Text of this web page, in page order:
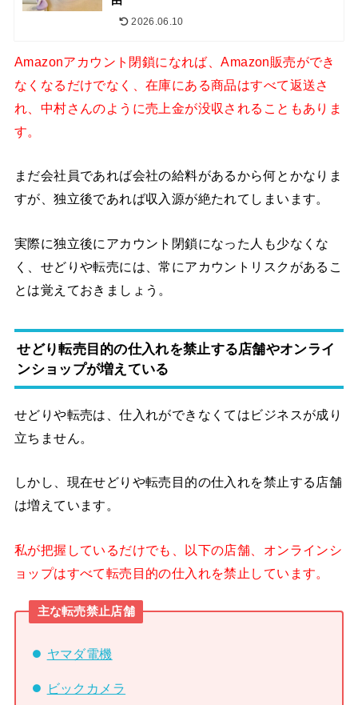
2026.06.10
Amazonアカウント閉鎖になれば、Amazon販売ができ
なくなるだけでなく、在庫にある商品はすべて返送さ
れ、中村さんのように売上金が没収されることもありま
す。
まだ会社員であれば会社の給料があるから何とかなりま
すが、独立後であれば収入源が絶たれてしまいます。
実際に独立後にアカウント閉鎖になった人も少なくな
く、せどりや転売には、常にアカウントリスクがあるこ
とは覚えておきましょう。
せどり転売目的の仕入れを禁止する店舗やオンライ
ンショップが増えている
せどりや転売は、仕入れができなくてはビジネスが成り
立ちません。
しかし、現在せどりや転売目的の仕入れを禁止する店舗
は増えています。
私が把握しているだけでも、以下の店舗、オンラインシ
ョップはすべて転売目的の仕入れを禁止しています。
主な転売禁止店舗
ヤマダ電機
ビックカメラ